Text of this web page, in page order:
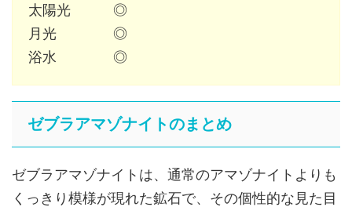
太陽光 ◎
月光 ◎
浴水 ◎
ゼブラアマゾナイトのまとめ
ゼブラアマゾナイトは、通常のアマゾナイトよりも
くっきり模様が現れた鉱石で、その個性的な見た目